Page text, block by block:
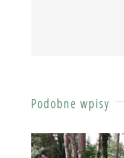
Podobne wpisy